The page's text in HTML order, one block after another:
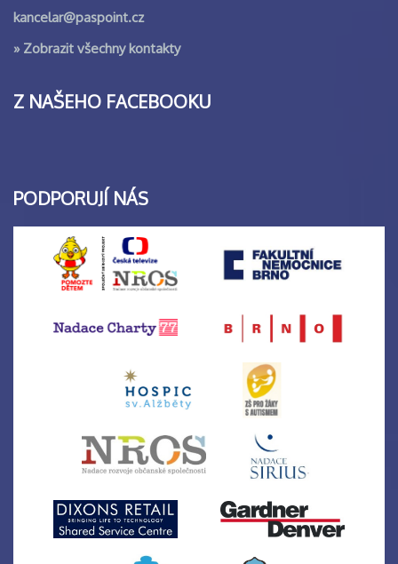
kancelar@paspoint.cz
» Zobrazit všechny kontakty
Z NAŠEHO FACEBOOKU
PODPORUJÍ NÁS